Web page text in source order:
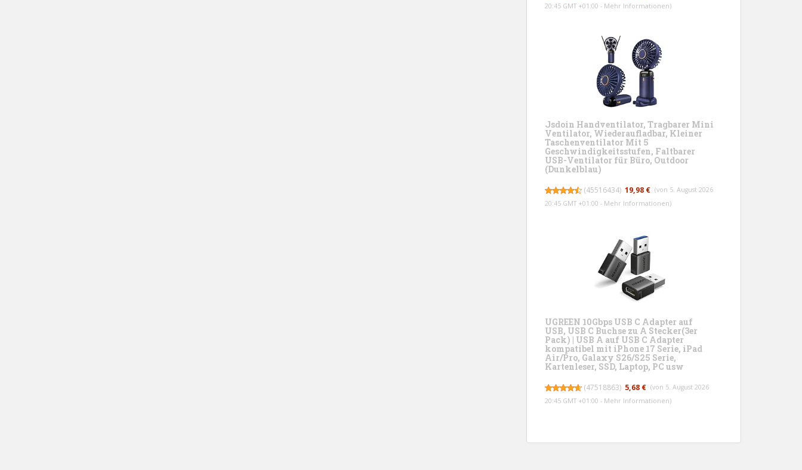
20:45 GMT +01:00 - Mehr Informationen)
Jsdoin Handventilator, Tragbarer Mini
Ventilator, Wiederaufladbar, Kleiner
Taschenventilator Mit 5
Geschwindigkeitsstufen, Faltbarer
USB-Ventilator für Büro, Outdoor
(Dunkelblau)
(45516434) 19,98 € (von 5. August 2026
20:45 GMT +01:00 - Mehr Informationen)
UGREEN 10Gbps USB C Adapter auf
USB, USB C Buchse zu A Stecker(3er
Pack) | USB A auf USB C Adapter
kompatibel mit iPhone 17 Serie, iPad
Air/Pro, Galaxy S26/S25 Serie,
Kartenleser, SSD, Laptop, PC usw
(47518863) 5,68 € (von 5. August 2026
20:45 GMT +01:00 - Mehr Informationen)